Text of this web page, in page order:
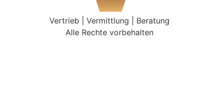
Vertrieb | Vermittlung | Beratung
Alle Rechte vorbehalten